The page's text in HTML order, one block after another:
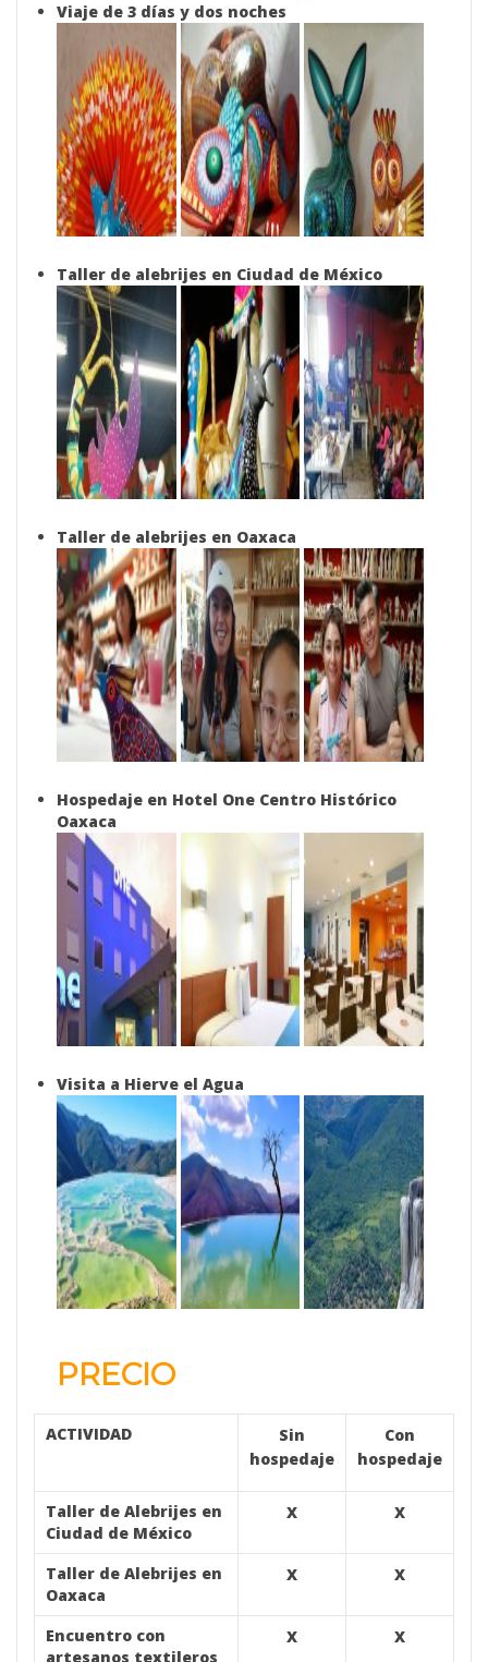
Viaje de 3 días y dos noches
Taller de alebrijes en Ciudad de México
Taller de alebrijes en Oaxaca
Hospedaje en Hotel One Centro Histórico
Oaxaca
Visita a Hierve el Agua
PRECIO
ACTIVIDAD
Sin
hospedaje
Con
hospedaje
Taller de Alebrijes en
Ciudad de México
X X
Taller de Alebrijes en
Oaxaca
X X
Encuentro con
artesanos textileros
X X